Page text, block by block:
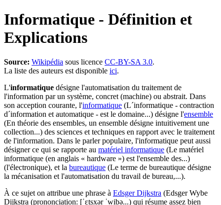
Informatique - Définition et
Explications
Source: Wikipédia sous licence CC-BY-SA 3.0.
La liste des auteurs est disponible ici.
L'informatique désigne l'automatisation du traitement de
l'information par un système, concret (machine) ou abstrait. Dans
son acception courante, l'informatique (L´informatique - contraction
d´information et automatique - est le domaine...) désigne l'ensemble
(En théorie des ensembles, un ensemble désigne intuitivement une
collection...) des sciences et techniques en rapport avec le traitement
de l'information. Dans le parler populaire, l'informatique peut aussi
désigner ce qui se rapporte au matériel informatique (Le matériel
informatique (en anglais « hardware ») est l'ensemble des...)
(l'électronique), et la bureautique (Le terme de bureautique désigne
la mécanisation et l'automatisation du travail de bureau,...).
À ce sujet on attribue une phrase à Edsger Dijkstra (Edsger Wybe
Dijkstra (prononciation: [ˈɛtsxər ˈwibə...) qui résume assez bien